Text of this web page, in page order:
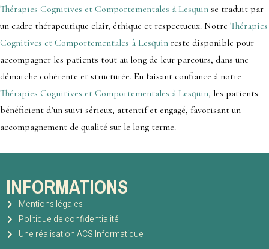
Thérapies Cognitives et Comportementales à Lesquin se traduit par
un cadre thérapeutique clair, éthique et respectueux. Notre Thérapies
Cognitives et Comportementales à Lesquin reste disponible pour
accompagner les patients tout au long de leur parcours, dans une
démarche cohérente et structurée. En faisant confiance à notre
Thérapies Cognitives et Comportementales à Lesquin, les patients
bénéficient d’un suivi sérieux, attentif et engagé, favorisant un
accompagnement de qualité sur le long terme.
INFORMATIONS
Mentions légales
Politique de confidentialité
Une réalisation ACS Informatique